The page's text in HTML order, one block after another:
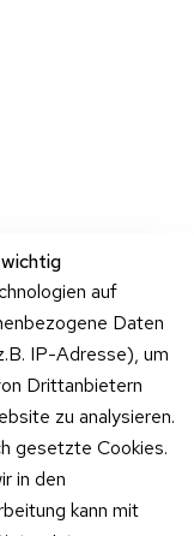
auf
Daten
IP-Adresse), um
Drittanbietern
zu analysieren.
gesetzte Cookies.
in den
kann mit
Zahle
bequem per